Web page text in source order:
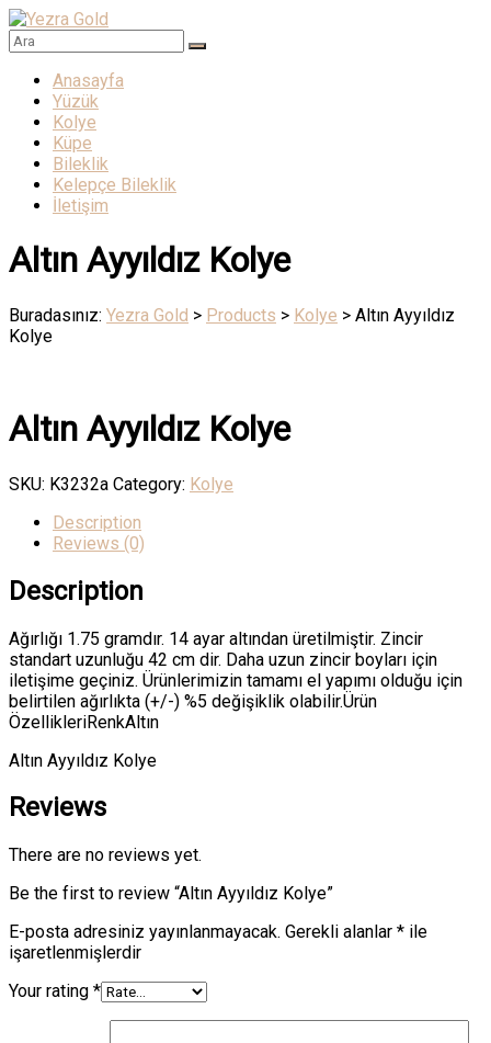
Skip
to
content
Gold
Altının
Muhteşem
Işıltısı
Menü
Anasayfa
Yüzük
Kolye
Küpe
Bileklik
Kelepçe Bileklik
İletişim
Altın Ayyıldız Kolye
Buradasınız: Yezra Gold > Products > Kolye > Altın Ayyıldız
Kolye
Altın Ayyıldız Kolye
SKU: K3232a Category: Kolye
Description
Reviews (0)
Description
Ağırlığı 1.75 gramdır. 14 ayar altından üretilmiştir. Zincir
standart uzunluğu 42 cm dir. Daha uzun zincir boyları için
iletişime geçiniz. Ürünlerimizin tamamı el yapımı olduğu için
belirtilen ağırlıkta (+/-) %5 değişiklik olabilir.Ürün
ÖzellikleriRenkAltın
Altın Ayyıldız Kolye
Reviews
There are no reviews yet.
Be the first to review “Altın Ayyıldız Kolye”
E-posta adresiniz yayınlanmayacak. Gerekli alanlar * ile
işaretlenmişlerdir
Your rating *